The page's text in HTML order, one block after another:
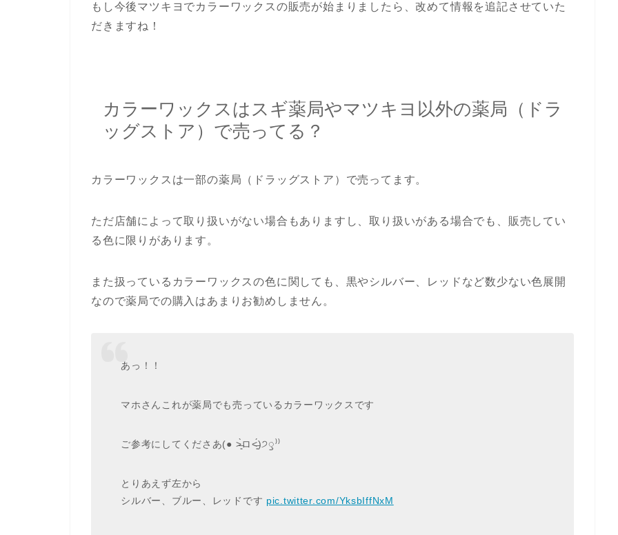
もし今後マツキヨでカラーワックスの販売が始まりましたら、改めて情報を追記させていた
だきますね！
カラーワックスはスギ薬局やマツキヨ以外の薬局（ドラ
ッグストア）で売ってる？
カラーワックスは一部の薬局（ドラッグストア）で売ってます。
ただ店舗によって取り扱いがない場合もありますし、取り扱いがある場合でも、販売してい
る色に限りがあります。
また扱っているカラーワックスの色に関しても、黒やシルバー、レッドなど数少ない色展開
なので薬局での購入はあまりお勧めしません。
あっ！！
マホさんこれが薬局でも売っているカラーワックスです
ご参考にしてくださあ(● ˃̶͈̀ロ˂̶͈́)੭ꠥ⁾⁾
とりあえず左から
シルバー、ブルー、レッドです pic.twitter.com/YksbIffNxM